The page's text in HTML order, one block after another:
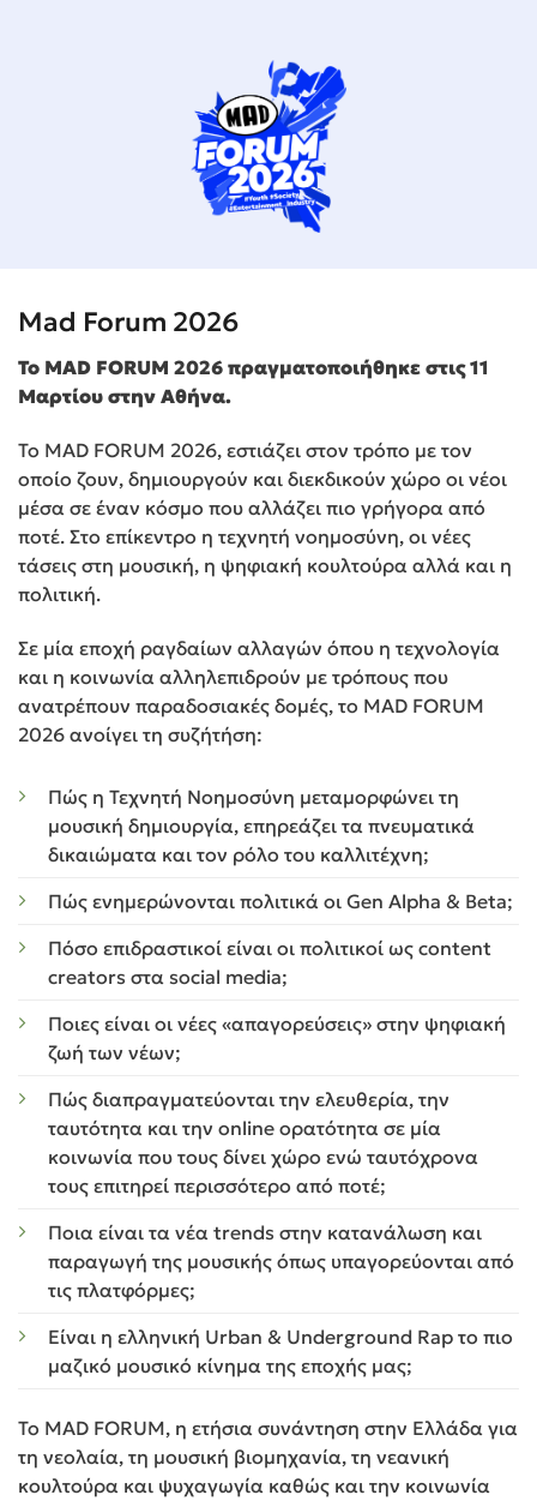
Mad Forum 2026
Το MAD FORUM 2026 πραγματοποιήθηκε στις 11
Μαρτίου στην Αθήνα.
Το MAD FORUM 2026, εστιάζει στον τρόπο με τον
οποίο ζουν, δημιουργούν και διεκδικούν χώρο οι νέοι
μέσα σε έναν κόσμο που αλλάζει πιο γρήγορα από
ποτέ. Στο επίκεντρο η τεχνητή νοημοσύνη, οι νέες
τάσεις στη μουσική, η ψηφιακή κουλτούρα αλλά και η
πολιτική.
Σε μία εποχή ραγδαίων αλλαγών όπου η τεχνολογία
και η κοινωνία αλληλεπιδρούν με τρόπους που
ανατρέπουν παραδοσιακές δομές, το MAD FORUM
2026 ανοίγει τη συζήτήση:
Πώς η Τεχνητή Νοημοσύνη μεταμορφώνει τη
μουσική δημιουργία, επηρεάζει τα πνευματικά
δικαιώματα και τον ρόλο του καλλιτέχνη;
Πώς ενημερώνονται πολιτικά οι Gen Alpha & Beta;
Πόσο επιδραστικοί είναι οι πολιτικοί ως content
creators στα social media;
Ποιες είναι οι νέες «απαγορεύσεις» στην ψηφιακή
ζωή των νέων;
Πώς διαπραγματεύονται την ελευθερία, την
ταυτότητα και την online ορατότητα σε μία
κοινωνία που τους δίνει χώρο ενώ ταυτόχρονα
τους επιτηρεί περισσότερο από ποτέ;
Ποια είναι τα νέα trends στην κατανάλωση και
παραγωγή της μουσικής όπως υπαγορεύονται από
τις πλατφόρμες;
Είναι η ελληνική Urban & Underground Rap το πιο
μαζικό μουσικό κίνημα της εποχής μας;
Το MAD FORUM, η ετήσια συνάντηση στην Ελλάδα για
τη νεολαία, τη μουσική βιομηχανία, τη νεανική
κουλτούρα και ψυχαγωγία καθώς και την κοινωνία